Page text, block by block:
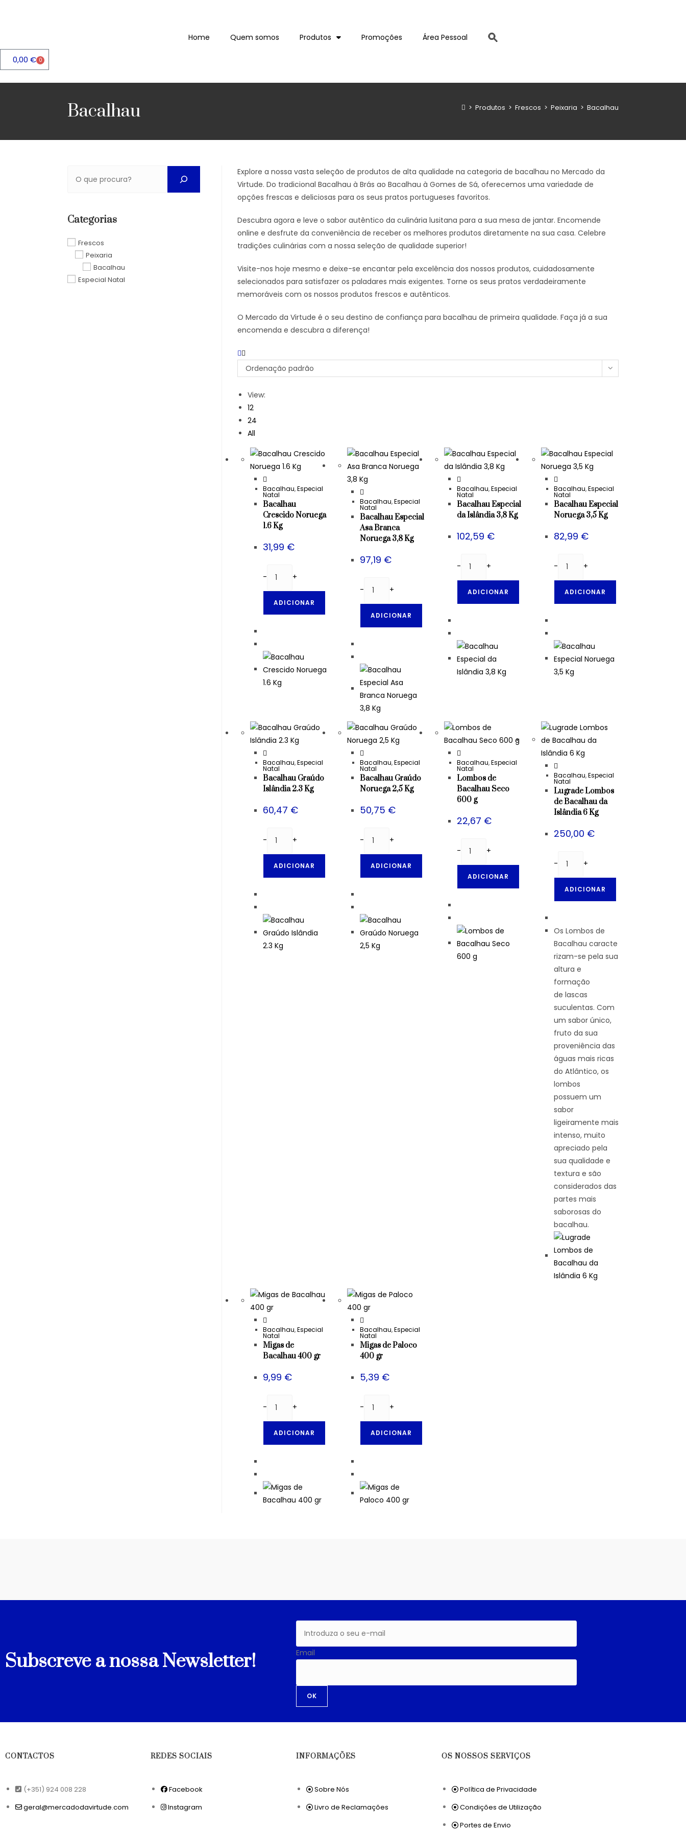
Home Quem somos Produtos Promoções Área Pessoal
0,00 € 0
Bacalhau > Produtos > Frescos > Peixaria > Bacalhau
Explore a nossa vasta seleção de produtos de alta qualidade na categoria de bacalhau no Mercado da
Virtude. Do tradicional Bacalhau à Brás ao Bacalhau à Gomes de Sá, oferecemos uma variedade de
opções frescas e deliciosas para os seus pratos portugueses favoritos.
Descubra agora e leve o sabor autêntico da culinária lusitana para a sua mesa de jantar. Encomende
online e desfrute da conveniência de receber os melhores produtos diretamente na sua casa. Celebre
tradições culinárias com a nossa seleção de qualidade superior!
Visite-nos hoje mesmo e deixe-se encantar pela excelência dos nossos produtos, cuidadosamente
selecionados para satisfazer os paladares mais exigentes. Torne os seus pratos verdadeiramente
memoráveis com os nossos produtos frescos e autênticos.
O Mercado da Virtude é o seu destino de confiança para bacalhau de primeira qualidade. Faça já a sua
encomenda e descubra a diferença!
Ordenação padrão
View:
12
24
All
Bacalhau,Especial
Natal
Bacalhau
Crescido Noruega
1.6 Kg
31,99 €
- +
ADICIONAR
Bacalhau,Especial
Natal
Bacalhau Especial
Asa Branca
Noruega 3,8 Kg
97,19 €
- +
ADICIONAR
Bacalhau,Especial
Natal
Bacalhau Especial
da Islândia 3,8 Kg
102,59 €
- +
ADICIONAR
Bacalhau,Especial
Natal
Bacalhau Especial
Noruega 3,5 Kg
82,99 €
- +
ADICIONAR
Bacalhau,Especial
Natal
Bacalhau Graúdo
Islândia 2.3 Kg
60,47 €
- +
ADICIONAR
Bacalhau,Especial
Natal
Bacalhau Graúdo
Noruega 2,5 Kg
50,75 €
- +
ADICIONAR
Bacalhau,Especial
Natal
Lombos de
Bacalhau Seco
600 g
22,67 €
- +
ADICIONAR
Bacalhau,Especial
Natal
Lugrade Lombos
de Bacalhau da
Islândia 6 Kg
250,00 €
- +
ADICIONAR
Os Lombos de
Bacalhau caracte
rizam-se pela sua
altura e
formação
de lascas
suculentas. Com
um sabor único,
fruto da sua
proveniência das
águas mais ricas
do Atlântico, os
lombos
possuem um
sabor
ligeiramente mais
intenso, muito
apreciado pela
sua qualidade e
textura e são
considerados das
partes mais
saborosas do
bacalhau.
Bacalhau,Especial
Natal
Migas de
Bacalhau 400 gr
9,99 €
- +
ADICIONAR
Bacalhau,Especial
Natal
Migas de Paloco
400 gr
5,39 €
- +
ADICIONAR
Categorias
Frescos
Peixaria
Bacalhau
Especial Natal
Subscreve a nossa Newsletter! Email
OK
CONTACTOS
(+351) 924 008 228
geral@mercadodavirtude.com
REDES SOCIAIS
Facebook
Instagram
INFORMAÇÕES
Sobre Nós
Livro de Reclamações
OS NOSSOS SERVIÇOS
Política de Privacidade
Condições de Utilização
Portes de Envio